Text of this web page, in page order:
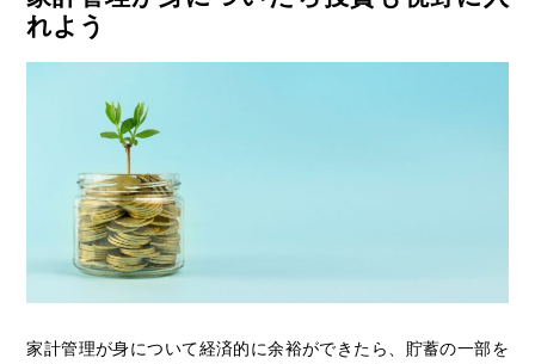
れよう
家計管理が身について経済的に余裕ができたら、貯蓄の一部を